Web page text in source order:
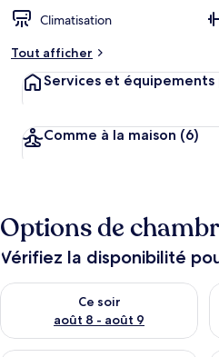
Climatisation
Tout afficher
Services et équipements
Comme à la maison (6)
Options de
Vérifiez la disponibilité
Ce soir
août 8 - août 9
Vérifier la disponibilité pour ce